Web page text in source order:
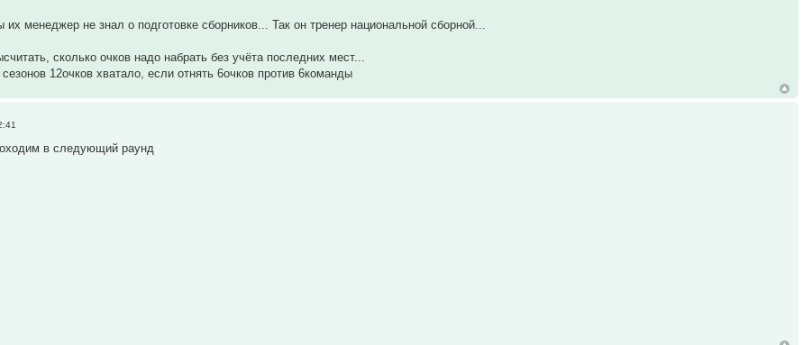
менеджер не знал о подготовке сборников... Так он тренер национальной сборной...
сколько очков надо набрать без учёта последних мест...
12очков хватало, если отнять 6очков против 6команды
в следующий раунд